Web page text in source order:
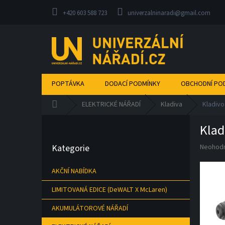
+420 603 588 723 univerzalninaradi@gmail.com
POPTÁVKA DODACÍ PODMÍNKY OBCHODNÍ
ELEKTRICKÉ NÁŘADÍ Kladiva
n
p
kategorie
Kategorie
AKČNÍ NABÍDKA
LIMITOVANÁ EDICE (DeWALT X McLaren)
AKUMULÁTOROVÉ NÁŘADÍ